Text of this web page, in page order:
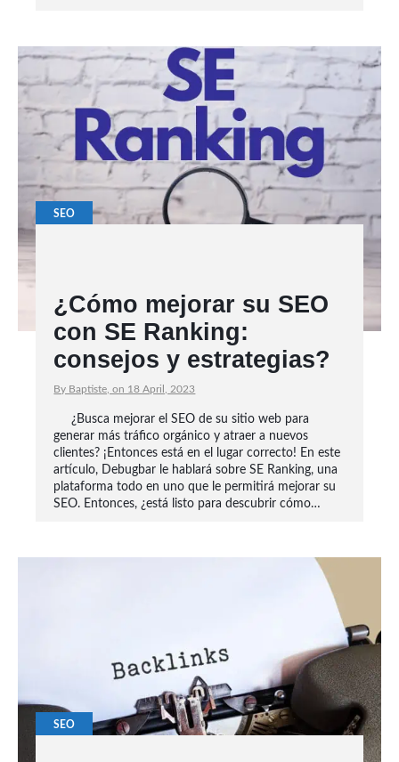
SEO
¿Cómo mejorar su SEO
con SE Ranking:
consejos y estrategias?
By Baptiste, on 18 April, 2023
¿Busca mejorar el SEO de su sitio web para
generar más tráfico orgánico y atraer a nuevos
clientes? ¡Entonces está en el lugar correcto! En este
artículo, Debugbar le hablará sobre SE Ranking, una
plataforma todo en uno que le permitirá mejorar su
SEO. Entonces, ¿está listo para descubrir cómo…
SEO